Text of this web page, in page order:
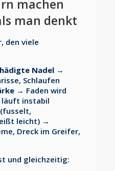
machen
man denkt
den viele
Nadel →
Schlaufen
→ Faden wird
instabil
(fusselt,
leicht) →
Dreck im Greifer,
und gleichzeitig: